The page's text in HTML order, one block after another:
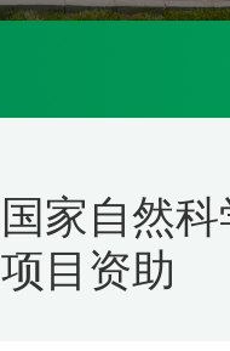
家自然
项目资助